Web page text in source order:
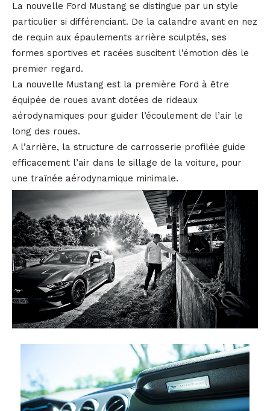
La nouvelle Ford Mustang se distingue par un style
particulier si différenciant. De la calandre avant en nez
de requin aux épaulements arrière sculptés, ses
formes sportives et racées suscitent l’émotion dès le
premier regard.
La nouvelle Mustang est la première Ford à être
équipée de roues avant dotées de rideaux
aérodynamiques pour guider l’écoulement de l’air le
long des roues.
A l’arrière, la structure de carrosserie profilée guide
efficacement l’air dans le sillage de la voiture, pour
une traînée aérodynamique minimale.